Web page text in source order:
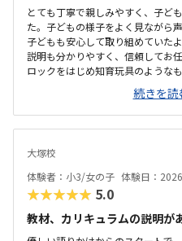
とても丁寧で親しみやすく、子ど
た。子どもの様子をよく見ながら
子どもも安心して取り組めていた
説明も分かりやすく、信頼してお
ロックをはじめ知育玩具のような
見ることができたので体験を通し
はありませんが広い道路沿いにあ
た。自宅前道路沿いに駐車し子ど
着いた雰囲気で、子どもが集中し
印象を受けました。初めての体験
取り組めていたように思います。
感じるかもしれません。ですが内
続きを
大塚校
体験者：小3/女の子 体験日：
★★★★★ 5.0
教材、カリキュラムの説明が